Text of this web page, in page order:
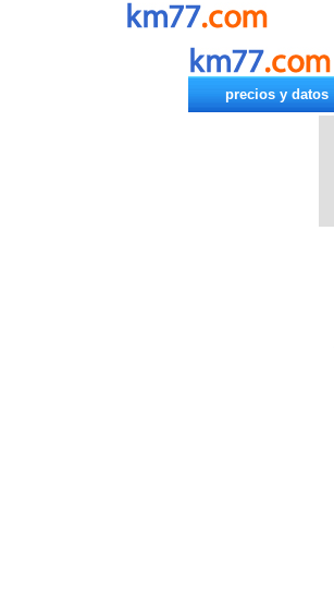
precios y datos